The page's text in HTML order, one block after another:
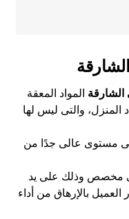
المواد المعقة
المنزل، والتى ليس لها
مستوى عالى جدًا من
مخصص وذلك على يد
بالإرهاق من أداء